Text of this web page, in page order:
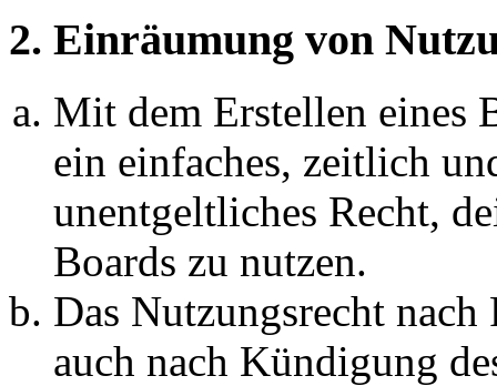
2. Einräumung von
Mit dem Erstellen eines
ein einfaches, zeitlich
unentgeltliches Recht,
Boards zu nutzen.
Das Nutzungsrecht
auch nach Kündigung